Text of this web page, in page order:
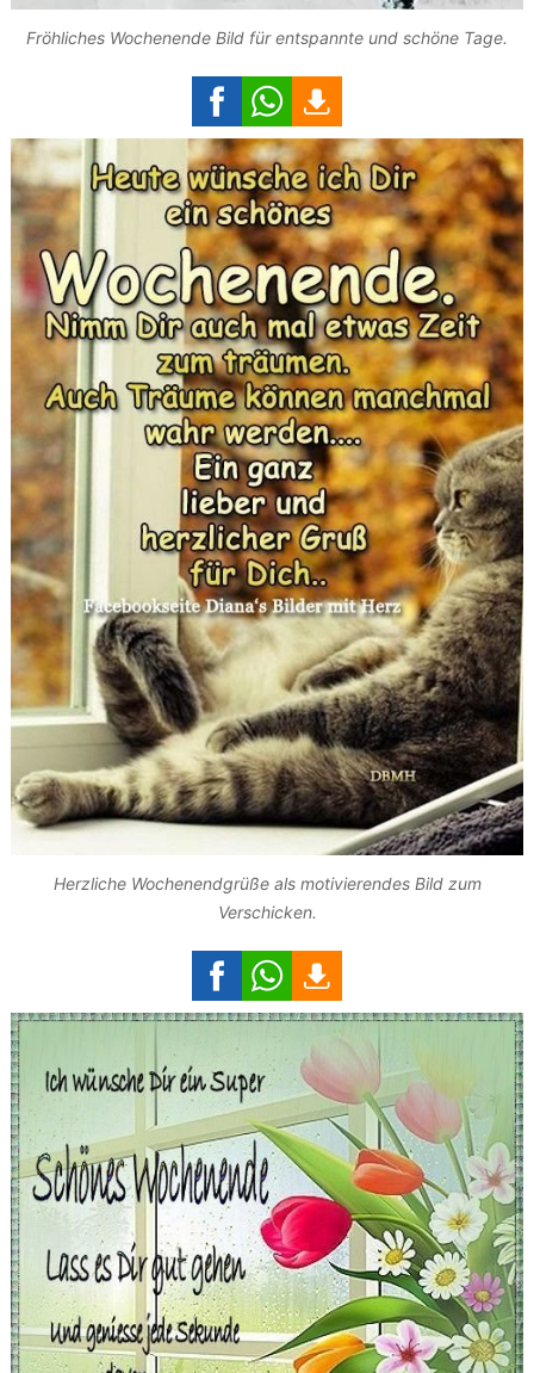
Fröhliches Wochenende Bild für entspannte und schöne Tage.
Herzliche Wochenendgrüße als motivierendes Bild zum
Verschicken.